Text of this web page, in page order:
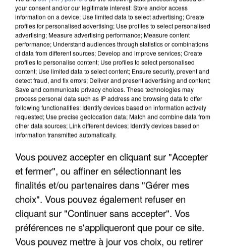
LES DONNÉES DE 300 000 CLIENTS DÉROBÉES À
INTERMARCHÉ APRÈS UNE...
your consent and/or our legitimate interest: Store and/or access
information on a device; Use limited data to select advertising; Create
profiles for personalised advertising; Use profiles to select personalised
advertising; Measure advertising performance; Measure content
performance; Understand audiences through statistics or combinations
of data from different sources; Develop and improve services; Create
profiles to personalise content; Use profiles to select personalised
content; Use limited data to select content; Ensure security, prevent and
detect fraud, and fix errors; Deliver and present advertising and content;
Save and communicate privacy choices. These technologies may
process personal data such as IP address and browsing data to offer
following functionalities: Identify devices based on information actively
requested; Use precise geolocation data; Match and combine data from
other data sources; Link different devices; Identify devices based on
information transmitted automatically.
Vous pouvez accepter en cliquant sur "Accepter
et fermer", ou affiner en sélectionnant les
finalités et/ou partenaires dans "Gérer mes
choix". Vous pouvez également refuser en
cliquant sur "Continuer sans accepter". Vos
préférences ne s'appliqueront que pour ce site.
Vous pouvez mettre à jour vos choix, ou retirer